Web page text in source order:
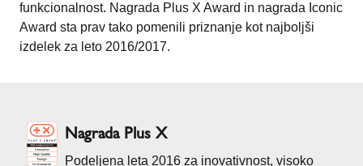
funkcionalnost. Nagrada Plus X Award in nagrada Iconic
Award sta prav tako pomenili priznanje kot najboljši
izdelek za leto 2016/2017.
Nagrada Plus X
Podeljena leta 2016 za inovativnost, visoko